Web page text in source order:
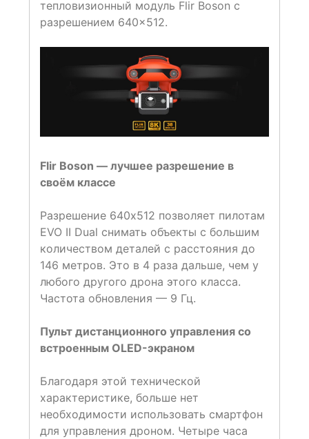
тепловизионный модуль Flir Boson с
разрешением 640×512.
Flir Boson — лучшее разрешение в
своём классе
Разрешение 640х512 позволяет пилотам
EVO II Dual снимать объекты с большим
количеством деталей с расстояния до
146 метров. Это в 4 раза дальше, чем у
любого другого дрона этого класса.
Частота обновления — 9 Гц.
Пульт дистанционного управления со
встроенным OLED-экраном
Благодаря этой технической
характеристике, больше нет
необходимости использовать смартфон
для управления дроном. Четыре часа